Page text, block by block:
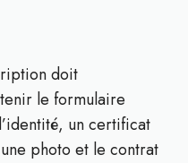
doit
le formulaire
un certificat
photo et le contrat